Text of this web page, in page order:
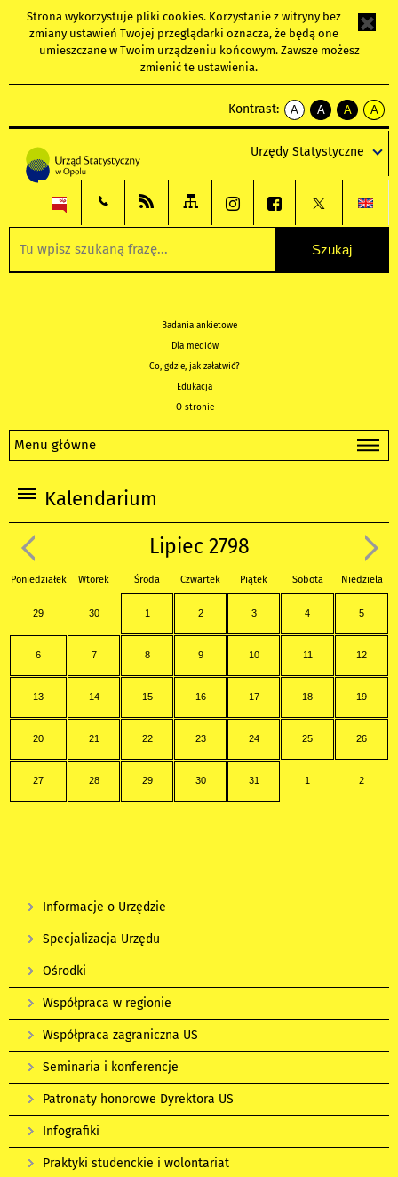
Strona wykorzystuje pliki cookies. Korzystanie z witryny bez
zmiany ustawień Twojej przeglądarki oznacza, że będą one
umieszczane w Twoim urządzeniu końcowym. Zawsze możesz
zmienić te ustawienia.
Kontrast:
A
kontrast
A
kontrast
tekst
czarnym
A
kontrast
tekst
czarnym
A
tekst
żółtym
Urzędy Statystyczne
Badania ankietowe
Dla mediów
Co, gdzie, jak załatwić?
Edukacja
O stronie
Menu główne
Kalendarium
Lipiec 2798
Poniedziałek Wtorek Środa Czwartek Piątek Sobota Niedziela
29 30 1 2 3 4 5
6 7 8 9 10 11 12
13 14 15 16 17 18 19
20 21 22 23 24 25 26
27 28 29 30 31 1 2
Informacje o Urzędzie
Specjalizacja Urzędu
Ośrodki
Współpraca w regionie
Współpraca zagraniczna US
Seminaria i konferencje
Patronaty honorowe Dyrektora US
Infografiki
Praktyki studenckie i wolontariat